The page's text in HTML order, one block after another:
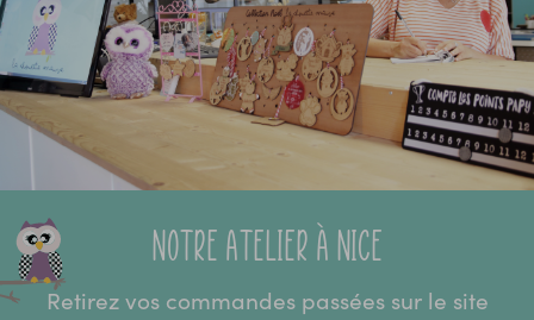
Notre atelier à Nice
Retirez vos commandes passées sur le site